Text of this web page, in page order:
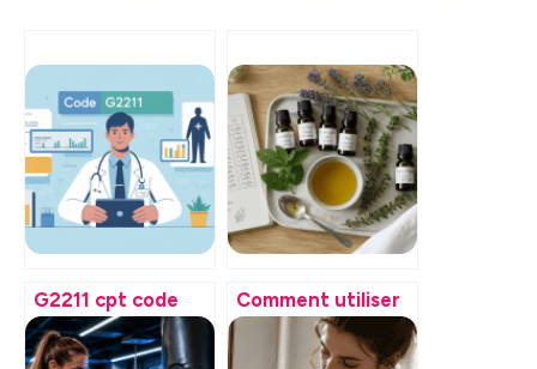
G2211 cpt code
description pour la
gestion des soins
Comment utiliser
une huile
essentielle en